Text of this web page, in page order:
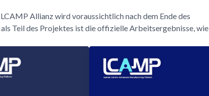
Allianz wird voraussichtlich nach dem Ende des
Teil des Projektes ist die offizielle Arbeitsergebnisse, wie